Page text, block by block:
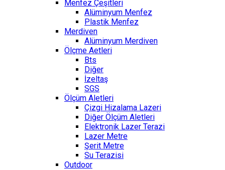
Menfez Çeşitleri
Alüminyum Menfez
Plastik Menfez
Merdiven
Alüminyum Merdiven
Ölçme Aetleri
Bts
Diğer
İzeltaş
SGS
Ölçüm Aletleri
Çizgi Hizalama Lazeri
Diğer Ölçüm Aletleri
Elektronik Lazer Terazi
Lazer Metre
Şerit Metre
Su Terazisi
Outdoor